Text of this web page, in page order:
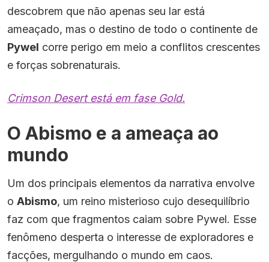
descobrem que não apenas seu lar está
ameaçado, mas o destino de todo o continente de
Pywel corre perigo em meio a conflitos crescentes
e forças sobrenaturais.
Crimson Desert está em fase Gold.
O Abismo e a ameaça ao
mundo
Um dos principais elementos da narrativa envolve
o Abismo, um reino misterioso cujo desequilíbrio
faz com que fragmentos caiam sobre Pywel. Esse
fenômeno desperta o interesse de exploradores e
facções, mergulhando o mundo em caos.